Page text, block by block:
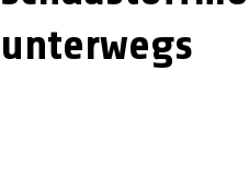
unterwegs